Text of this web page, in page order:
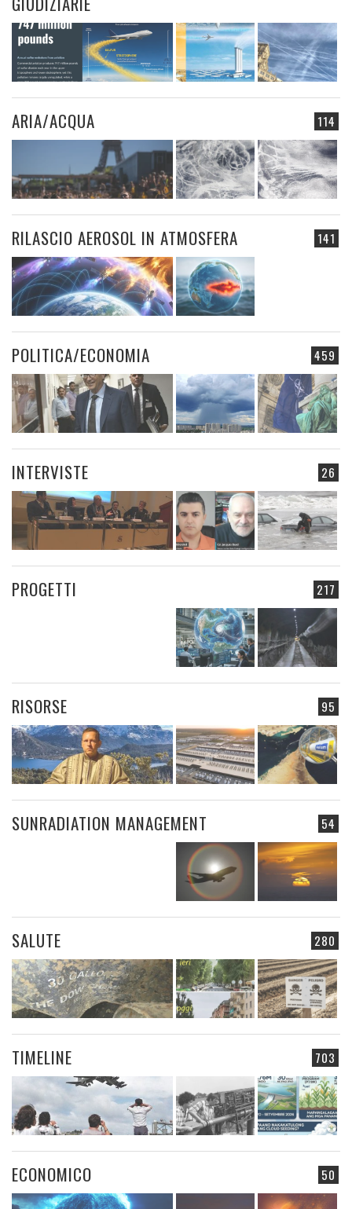
114
ARIA/ACQUA
141
RILASCIO AEROSOL IN ATMOSFERA
459
POLITICA/ECONOMIA
26
INTERVISTE
217
PROGETTI
95
RISORSE
54
SUNRADIATION MANAGEMENT
280
SALUTE
703
TIMELINE
50
ECONOMICO